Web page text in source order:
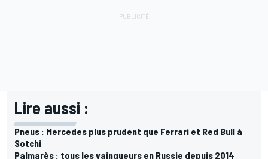
Lire aussi :
Pneus : Mercedes plus prudent que Ferrari et Red Bull à
Sotchi
Palmarès : tous les vainqueurs en Russie depuis 2014